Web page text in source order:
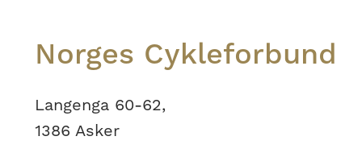
Norges Cykleforbund
Langenga 60-62,
1386 Asker